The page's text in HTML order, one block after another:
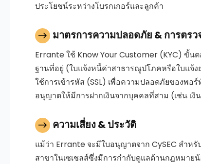
ประโยชน์ระหว่างโบรกเกอร์และลูกค้า
มาตรการความปลอดภัย & การตรว
Errante ใช้ Know Your Customer (KYC) ขั้นต
ฐานที่อยู่ (ใบแจ้งหนี้ค่าสาธารณูปโภคหรือใบแจ้ง
ใช้การเข้ารหัส (SSL) เพื่อความปลอดภัยของพ
อนุญาตให้มีการฝากเงินจากบุคคลที่สาม (เช่น เ
ความเสี่ยง & ประวัติ
แม้ว่า Errante จะมีใบอนุญาตจาก CySEC สำห
สาขาในเซเชลส์ซึ่งมีการกำกับดูแลด้านกฎหมาย